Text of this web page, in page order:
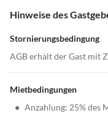
Hinweise des
Stornierungsbedingung
AGB erhält der Gast mit
Mietbedingungen
• Anzahlung: 25% des